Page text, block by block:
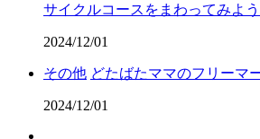
サイクルコースをまわってみよう
2024/12/01
その他 どたばたママのフリーマ
2024/12/01